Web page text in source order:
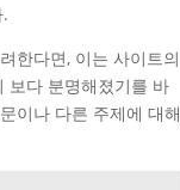
한다면, 이는 사이트의
보다 분명해졌기를 바
이나 다른 주제에 대해